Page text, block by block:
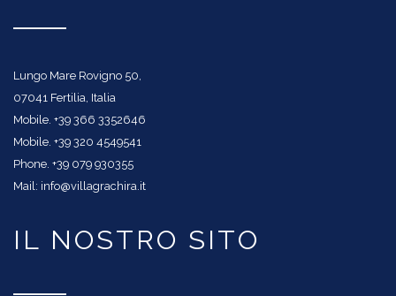
Lungo Mare Rovigno 50,
07041 Fertilia, Italia
Mobile. +39 366 3352646
Mobile. +39 320 4549541
Phone. +39 079 930355
Mail: info@villagrachira.it
IL NOSTRO SITO